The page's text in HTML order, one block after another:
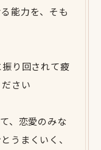
能力を、そも
り回されて疲
さい
、恋愛のみな
うまくいく、